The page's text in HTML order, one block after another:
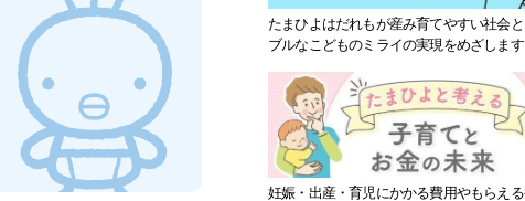
たまひよはだれもが産み育てやすい社会
ブルなこどものミライの実現をめざします
妊娠・出産・育児にかかる費用やもらえ